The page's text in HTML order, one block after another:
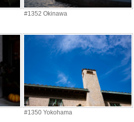
#1352 Okinawa
#1350 Yokohama